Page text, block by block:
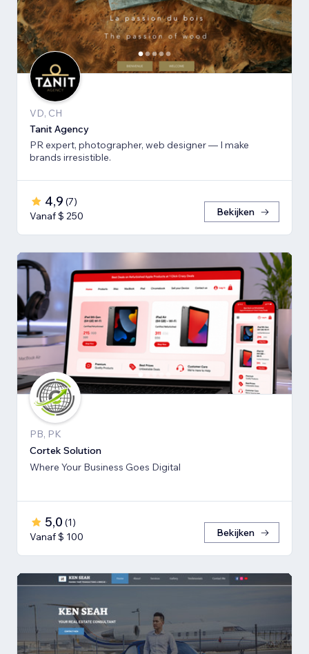
VD, CH
Tanit Agency
PR expert, photographer, web designer — I make
brands irresistible.
4,9 (7)
Vanaf $ 250
Bekijken
PB, PK
Cortek Solution
Where Your Business Goes Digital
5,0 (1)
Vanaf $ 100
Bekijken